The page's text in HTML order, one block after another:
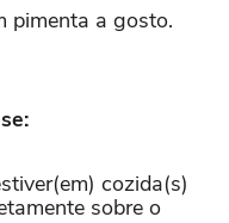
pimenta a gosto.
cozida(s)
sobre o